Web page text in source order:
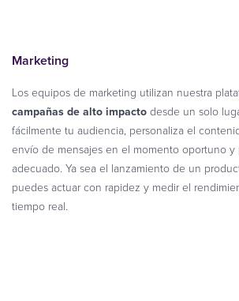
Marketing
Los equipos de marketing utilizan nuestra
campañas de alto impacto desde un solo
fácilmente tu audiencia, personaliza el
envío de mensajes en el momento oportuno y
adecuado. Ya sea el lanzamiento de un
puedes actuar con rapidez y medir el
tiempo real.